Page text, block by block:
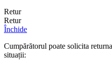
Retur
Retur
Închide
Cumpărătorul poate solicita
situații: